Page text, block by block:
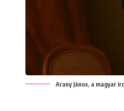
Arany János, a magyar